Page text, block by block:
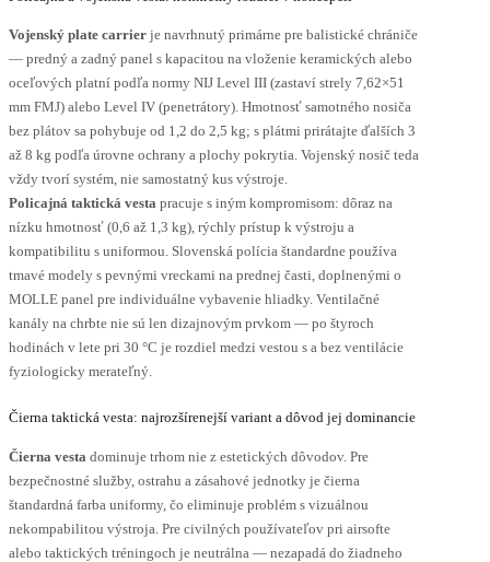
Vojenský plate carrier je navrhnutý primárne pre balistické chrániče
— predný a zadný panel s kapacitou na vloženie keramických alebo
oceľových platní podľa normy NIJ Level III (zastaví strely 7,62×51
mm FMJ) alebo Level IV (penetrátory). Hmotnosť samotného nosiča
bez plátov sa pohybuje od 1,2 do 2,5 kg; s plátmi prirátajte ďalších 3
až 8 kg podľa úrovne ochrany a plochy pokrytia. Vojenský nosič teda
vždy tvorí systém, nie samostatný kus výstroje.
Policajná taktická vesta pracuje s iným kompromisom: dôraz na
nízku hmotnosť (0,6 až 1,3 kg), rýchly prístup k výstroju a
kompatibilitu s uniformou. Slovenská polícia štandardne používa
tmavé modely s pevnými vreckami na prednej časti, doplnenými o
MOLLE panel pre individuálne vybavenie hliadky. Ventilačné
kanály na chrbte nie sú len dizajnovým prvkom — po štyroch
hodinách v lete pri 30 °C je rozdiel medzi vestou s a bez ventilácie
fyziologicky merateľný.
Čierna taktická vesta: najrozšírenejší variant a dôvod jej dominancie
Čierna vesta dominuje trhom nie z estetických dôvodov. Pre
bezpečnostné služby, ostrahu a zásahové jednotky je čierna
štandardná farba uniformy, čo eliminuje problém s vizuálnou
nekompabilitou výstroja. Pre civilných používateľov pri airsofte
alebo taktických tréningoch je neutrálna — nezapadá do žiadneho